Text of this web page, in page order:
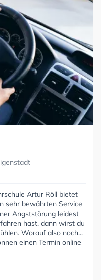
Artur Röll bietet
sehr bewährten Service
Angststörung leidest
hast, dann wirst du
Worauf also noch...
einen Termin online